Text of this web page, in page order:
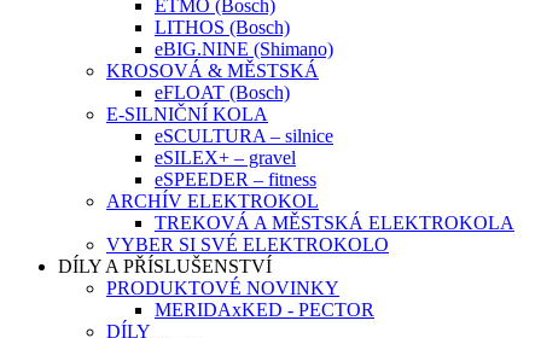
ETMO (Bosch)
LITHOS (Bosch)
eBIG.NINE (Shimano)
KROSOVÁ & MĚSTSKÁ
eFLOAT (Bosch)
E-SILNIČNÍ KOLA
eSCULTURA – silnice
eSILEX+ – gravel
eSPEEDER – fitness
ARCHÍV ELEKTROKOL
TREKOVÁ A MĚSTSKÁ ELEKTROKOLA
VYBER SI SVÉ ELEKTROKOLO
DÍLY A PŘÍSLUŠENSTVÍ
PRODUKTOVÉ NOVINKY
MERIDAxKED - PECTOR
DÍLY